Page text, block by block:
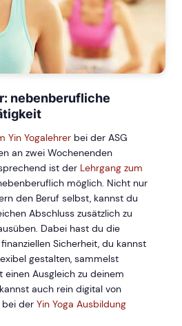
nebenberufliche
Yin Yogalehrer bei der ASG
an zwei Wochenenden
ist der Lehrgang zum
möglich. Nicht nur
den Beruf selbst, kannst du
Abschluss zusätzlich zu
Dabei hast du die
Sicherheit, du kannst
gestalten, sammelst
einen Ausgleich zu deinem
auch rein digital von
bei der Yin Yoga Ausbildung